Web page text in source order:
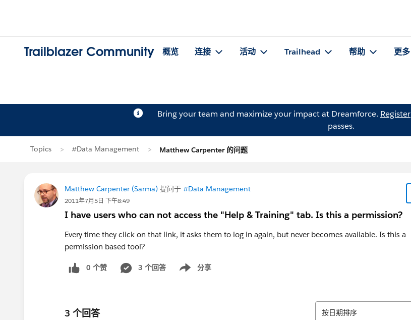
Trailblazer Community 概览 连接 活动 Trailhead 帮助 更多
Bring your team and maximize your impact at Dreamforce. Register
passes.
Topics #Data Management Matthew Carpenter 的问题
Matthew Carpenter (Sarma) 提问于 #Data Management
2011年7月5日 下午8:49
I have users who can not access the "Help & Training" tab. Is this a permission?
Every time they click on that link, it asks them to log in again, but never becomes available. Is this a
permission based tool?
0 个赞 3 个回答 分享
Show menu
3 个回答 排序
按日期排序